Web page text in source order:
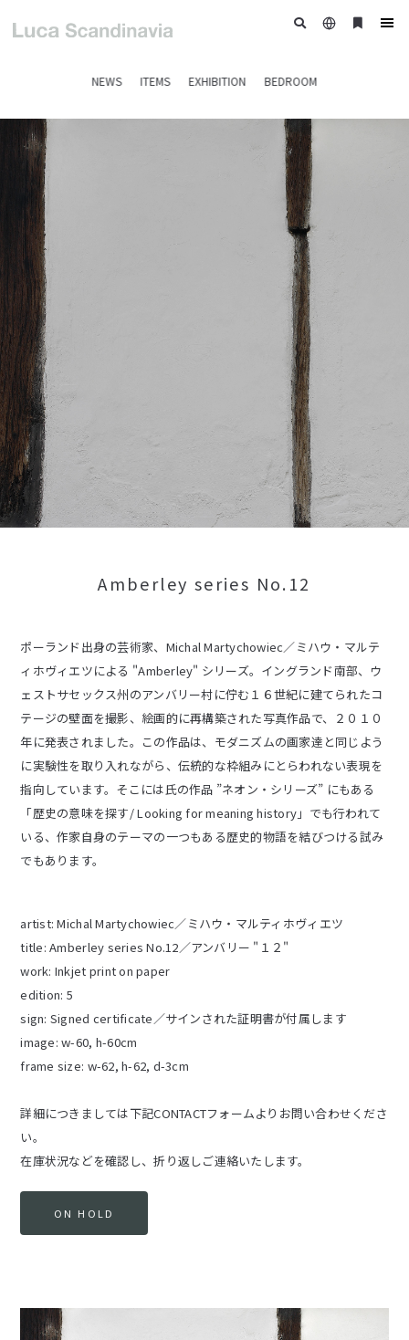
NEWS ITEMS EXHIBITION BEDROOM
日
ブ
ー
Amberley series No.12
ポーランド出身の芸術家、Michal Martychowiec／ミハウ・マルテ
ィホヴィエツによる "Amberley" シリーズ。イングランド南部、ウ
ェストサセックス州のアンバリー村に佇む１６世紀に建てられたコ
テージの壁面を撮影、絵画的に再構築された写真作品で、２０１０
年に発表されました。この作品は、モダニズムの画家達と同じよう
に実験性を取り入れながら、伝統的な枠組みにとらわれない表現を
指向しています。そこには氏の作品 ”ネオン・シリーズ” にもある
「歴史の意味を探す/ Looking for meaning history」でも行われて
いる、作家自身のテーマの一つもある歴史的物語を結びつける試み
でもあります。
artist: Michal Martychowiec／ミハウ・マルティホヴィエツ
title: Amberley series No.12／アンバリー "１２"
work: Inkjet print on paper
edition: 5
sign: Signed certificate／サインされた証明書が付属します
image: w-60, h-60cm
frame size: w-62, h-62, d-3cm
詳細につきましては下記CONTACTフォームよりお問い合わせくださ
い。
在庫状況などを確認し、折り返しご連絡いたします。
ON HOLD